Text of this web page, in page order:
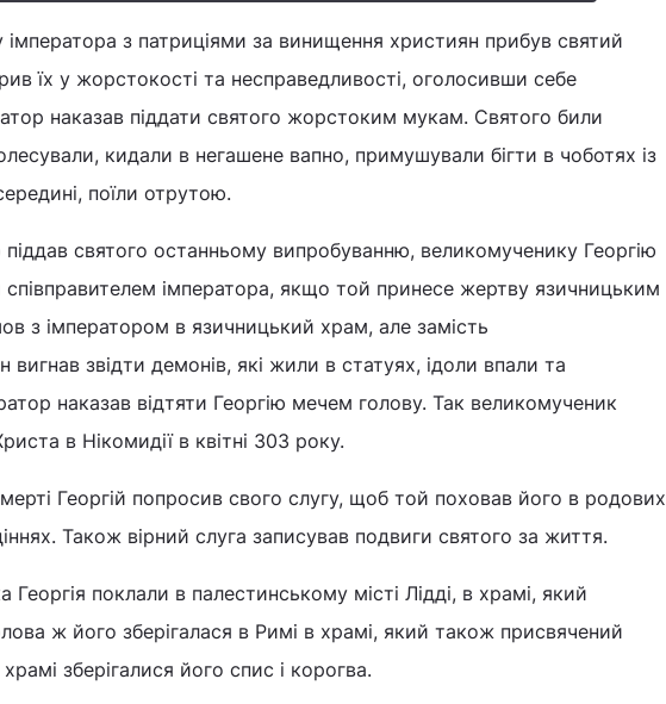
з патриціями за винищення християн прибув святий
їх у жорстокості та несправедливості, оголосивши себе
наказав піддати святого жорстоким мукам. Святого били
кидали в негашене вапно, примушували бігти в чоботях із
поїли отрутою.
піддав святого останньому випробуванню, великомученику Георгію
співправителем імператора, якщо той принесе жертву язичницьким
з імператором в язичницький храм, але замість
вигнав звідти демонів, які жили в статуях, ідоли впали та
наказав відтяти Георгію мечем голову. Так великомученик
в Нікомидії в квітні 303 року.
Георгій попросив свого слугу, щоб той поховав його в родових
Також вірний слуга записував подвиги святого за життя.
поклали в палестинському місті Лідді, в храмі, який
ж його зберігалася в Римі в храмі, який також присвячений
зберігалися його спис і корогва.